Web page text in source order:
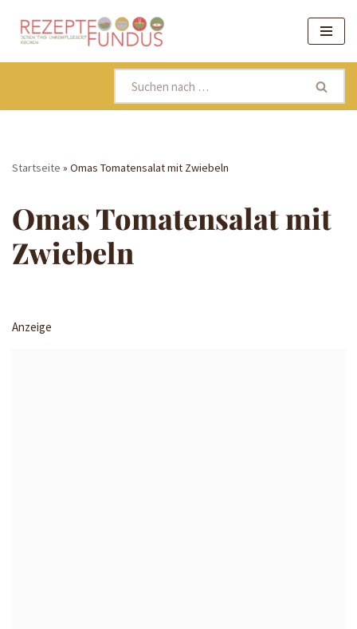
Zum
Inhalt
Startseite » Omas Tomatensalat mit Zwiebeln
Omas Tomatensalat mit
Zwiebeln
Anzeige